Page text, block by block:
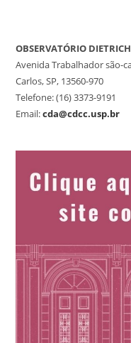
OBSERVATÓRIO
Avenida Trabalhador são-
Carlos, SP, 13560-970
Telefone: (16) 3373-9191
Email:cda@cdcc.usp.br